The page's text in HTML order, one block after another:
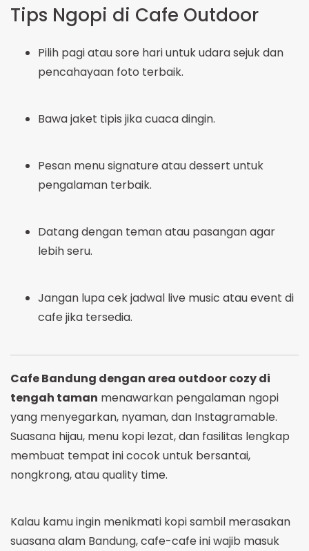
Tips Ngopi di Cafe Outdoor
Pilih pagi atau sore hari untuk udara sejuk dan
pencahayaan foto terbaik.
Bawa jaket tipis jika cuaca dingin.
Pesan menu signature atau dessert untuk
pengalaman terbaik.
Datang dengan teman atau pasangan agar
lebih seru.
Jangan lupa cek jadwal live music atau event di
cafe jika tersedia.
Cafe Bandung dengan area outdoor cozy di
tengah taman menawarkan pengalaman ngopi
yang menyegarkan, nyaman, dan Instagramable.
Suasana hijau, menu kopi lezat, dan fasilitas lengkap
membuat tempat ini cocok untuk bersantai,
nongkrong, atau quality time.
Kalau kamu ingin menikmati kopi sambil merasakan
suasana alam Bandung, cafe-cafe ini wajib masuk